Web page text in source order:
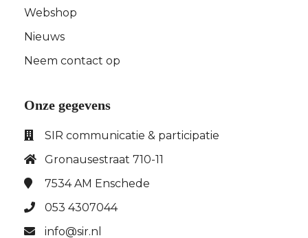
Webshop
Nieuws
Neem contact op
Onze gegevens
SIR communicatie & participatie
Gronausestraat 710-11
7534 AM Enschede
053 4307044
info@sir.nl